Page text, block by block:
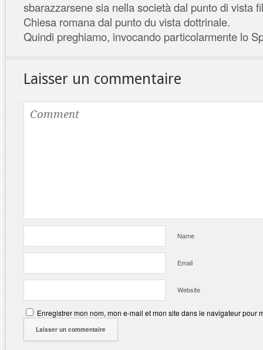
sbarazzarsene sia nella società dal punto di vista
Chiesa romana dal punto du vista dottrinale.
Quindi preghiamo, invocando particolarmente lo
Laisser un commentaire
Name
Email
Website
Enregistrer mon nom, mon e-mail et mon site dans le navigateur pour